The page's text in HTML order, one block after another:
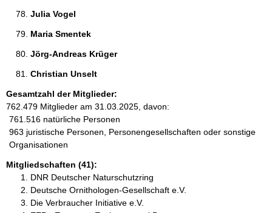
Julia Vogel
Maria Smentek
Jörg-Andreas Krüger
Christian Unselt
Gesamtzahl der Mitglieder:
762.479 Mitglieder am 31.03.2025, davon:
761.516 natürliche Personen
963 juristische Personen, Personengesellschaften oder sonstige
Organisationen
Mitgliedschaften (41):
DNR Deutscher Naturschutzring
Deutsche Ornithologen-Gesellschaft e.V.
Die Verbraucher Initiative e.V.